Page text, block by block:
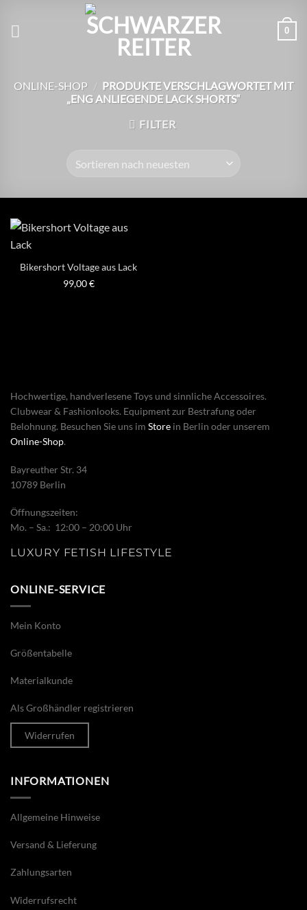
Inhalt
0
ONLINE-SHOP / PRODUKTE VERSCHLAGWORTET MIT
„ENG ANLIEGENDE LACK SHORTS“
FILTER
Bikershort Voltage aus Lack
99,00€
Hochwertige, handverlesene Toys und sinnliche Accessoires.
Clubwear & Fashionlooks. Equipment zur Bestrafung oder
Belohnung. Besuchen Sie uns im Store in Berlin oder unserem
Online-Shop.
Bayreuther Str. 34
10789 Berlin
Öffnungszeiten:
Mo. – Sa.: 12:00 – 20:00 Uhr
LUXURY FETISH LIFESTYLE
ONLINE-SERVICE
Mein Konto
Größentabelle
Materialkunde
Als Großhändler registrieren
Widerrufen
INFORMATIONEN
Allgemeine Hinweise
Versand & Lieferung
Zahlungsarten
Widerrufsrecht